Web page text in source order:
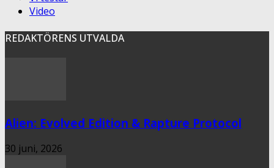
Video
REDAKTÖRENS UTVALDA
Alien: Evolved Edition & Rapture Protocol
30 juni, 2026